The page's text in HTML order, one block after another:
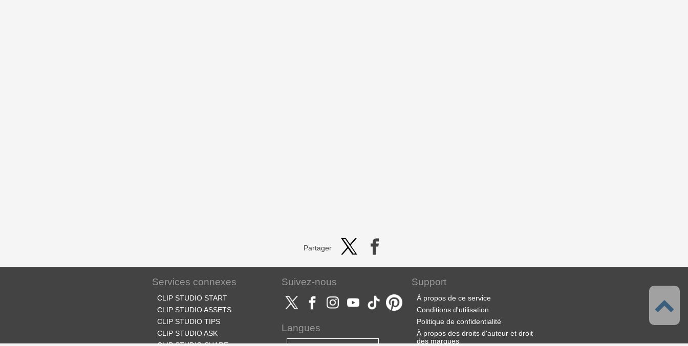
Partager
Services connexes
CLIP STUDIO START
CLIP STUDIO ASSETS
CLIP STUDIO TIPS
CLIP STUDIO ASK
Suivez-nous
Langues
Support
À propos de ce service
Conditions d'utilisation
Politique de confidentialité
À propos des droits d'auteur et droit
des marques